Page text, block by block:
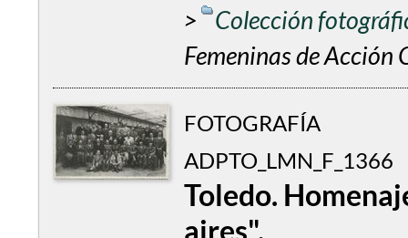
>
Colección
Femeninas de Acción
FOTOGRAFÍA
ADPTO_LMN_F_1366
Toledo.
aires".